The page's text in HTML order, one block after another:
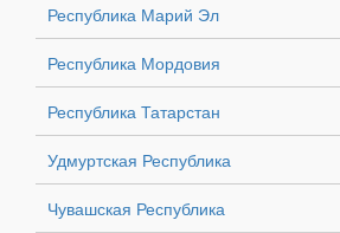
Республика Марий Эл
Республика Мордовия
Республика Татарстан
Удмуртская Республика
Чувашская Республика